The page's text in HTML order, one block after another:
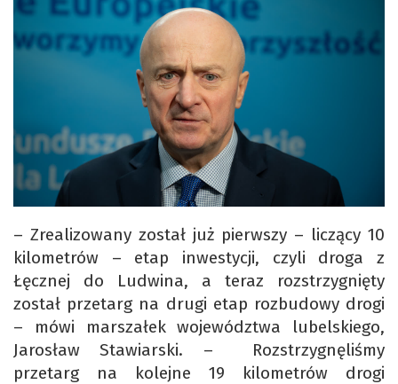
– Zrealizowany został już pierwszy – liczący 10
kilometrów – etap inwestycji, czyli droga z
Łęcznej do Ludwina, a teraz rozstrzygnięty
został przetarg na drugi etap rozbudowy drogi
– mówi marszałek województwa lubelskiego,
Jarosław Stawiarski. – Rozstrzygnęliśmy
przetarg na kolejne 19 kilometrów drogi